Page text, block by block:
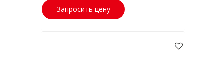
Запросить цену